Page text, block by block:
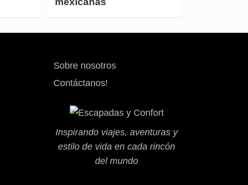
Sobre nosotros
Contáctanos!
Inspirando viajes, aventuras y
estilo de vida en cada rincón
del mundo